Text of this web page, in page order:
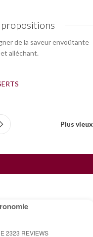
de la saveur envoûtante
alléchant.
Plus vieux
2323 REVIEWS